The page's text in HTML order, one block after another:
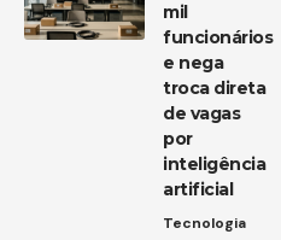
mil
funcionários
e nega
troca direta
de vagas
por
inteligência
artificial
Tecnologia